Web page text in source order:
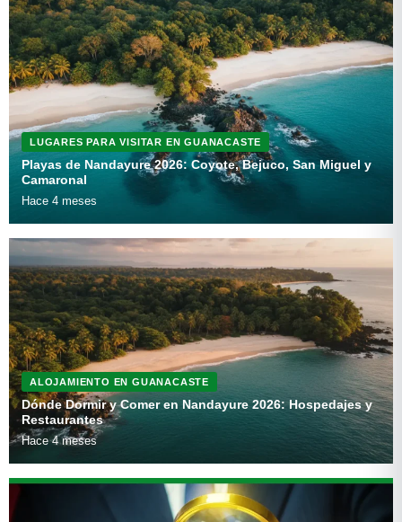
LUGARES PARA VISITAR EN GUANACASTE
Playas de Nandayure 2026: Coyote, Bejuco, San Miguel y
Camaronal
Hace 4 meses
ALOJAMIENTO EN GUANACASTE
Dónde Dormir y Comer en Nandayure 2026: Hospedajes y
Restaurantes
Hace 4 meses